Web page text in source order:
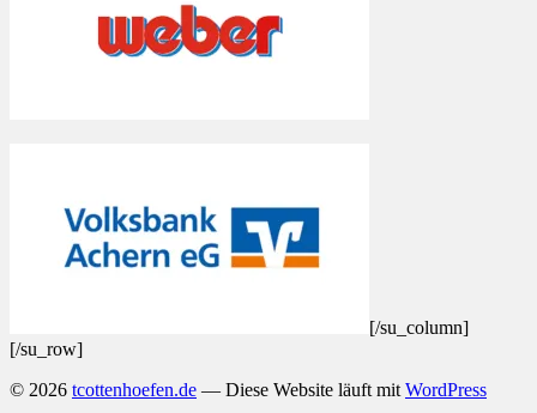
[/su_column]
[/su_row]
© 2026 tcottenhoefen.de — Diese Website läuft mit WordPress